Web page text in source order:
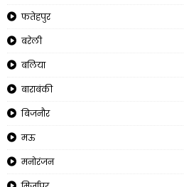
फतेहपुर
बरेली
बलिया
बाराबंकी
बिजनौर
मऊ
मनोरंजन